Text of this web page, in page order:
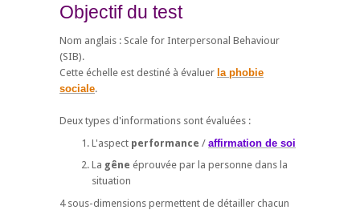
Objectif du test
Nom anglais : Scale for Interpersonal Behaviour
(SIB).
Cette échelle est destiné à évaluer la phobie
sociale.
Deux types d'informations sont évaluées :
L'aspect performance / affirmation de soi
La gêne éprouvée par la personne dans la
situation
4 sous-dimensions permettent de détailler chacun